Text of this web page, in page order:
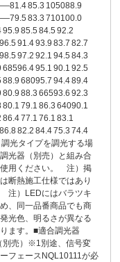
85.3 105088.9
83.3 710100.0
95.9 85.5 84.5 92.2
91.4 93.9 83.7 82.7
97.2 92.1 94.5 84.3
68596.4 95.1 90.1 92.5
88.9 68095.7 94.4 89.4
80.9 88.3 66593.6 92.3
80.1 79.1 86.3 64090.1
86.4 77.1 76.1 83.1
82.2 84.4 75.3 74.4
光タイプを調光する場
光器（別売）と組み合
用ください。 注）掲
断熱施工仕様ではあり
注）LEDにはバラツキ
、同一品番商品でも商
光色、明るさが異なる
ます。■適合調光器
別売）※1別途、信号変
フェースNQL10111が必